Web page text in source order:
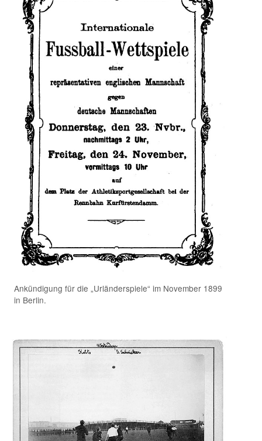
Ankündigung für die „Urländerspiele“ im November 1899
in Berlin.